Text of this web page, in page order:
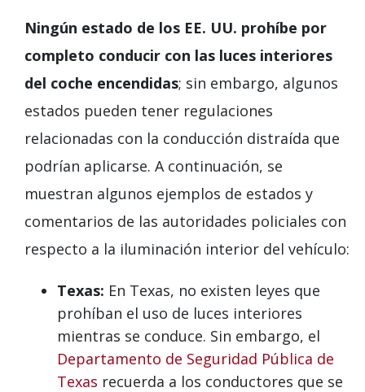
Ningún estado de los EE. UU. prohíbe por
completo conducir con las luces interiores
del coche encendidas; sin embargo, algunos
estados pueden tener regulaciones
relacionadas con la conducción distraída que
podrían aplicarse. A continuación, se
muestran algunos ejemplos de estados y
comentarios de las autoridades policiales con
respecto a la iluminación interior del vehículo:
Texas: En Texas, no existen leyes que
prohíban el uso de luces interiores
mientras se conduce. Sin embargo, el
Departamento de Seguridad Pública de
Texas recuerda a los conductores que se